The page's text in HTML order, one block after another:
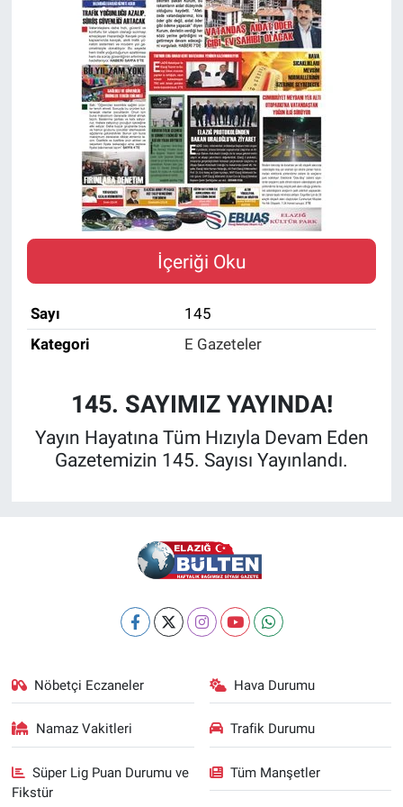
İçeriği Oku
Sayı
145
Kategori
E Gazeteler
145. SAYIMIZ YAYINDA!
Yayın Hayatına Tüm Hızıyla Devam Eden
Gazetemizin 145. Sayısı Yayınlandı.
Nöbetçi Eczaneler Hava Durumu
Namaz Vakitleri Trafik Durumu
Süper Lig Puan Durumu ve
Fikstür
Tüm Manşetler
Sağlıklı Yaşam
Siyaset
Yaşam